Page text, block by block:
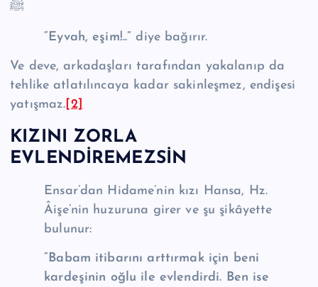
ﷺ
“Eyvah, eşim!..” diye bağırır.
Ve deve, arkadaşları tarafından yakalanıp da
tehlike atlatılıncaya kadar sakinleşmez, endişesi
yatışmaz. [2]
KIZINI ZORLA
EVLENDİREMEZSİN
Ensar’dan Hidame’nin kızı Hansa, Hz.
Âişe’nin huzuruna girer ve şu şikâyette
bulunur:
“Babam itibarını arttırmak için beni
kardeşinin oğlu ile evlendirdi. Ben ise